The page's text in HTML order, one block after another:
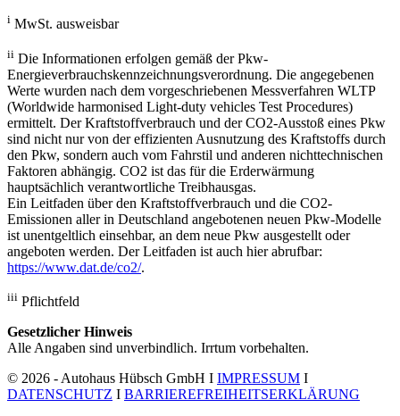
i MwSt. ausweisbar
ii Die Informationen erfolgen gemäß der Pkw-
Energieverbrauchskennzeichnungsverordnung. Die angegebenen
Werte wurden nach dem vorgeschriebenen Messverfahren WLTP
(Worldwide harmonised Light-duty vehicles Test Procedures)
ermittelt. Der Kraftstoffverbrauch und der CO2-Ausstoß eines Pkw
sind nicht nur von der effizienten Ausnutzung des Kraftstoffs durch
den Pkw, sondern auch vom Fahrstil und anderen nichttechnischen
Faktoren abhängig. CO2 ist das für die Erderwärmung
hauptsächlich verantwortliche Treibhausgas.
Ein Leitfaden über den Kraftstoffverbrauch und die CO2-
Emissionen aller in Deutschland angebotenen neuen Pkw-Modelle
ist unentgeltlich einsehbar, an dem neue Pkw ausgestellt oder
angeboten werden. Der Leitfaden ist auch hier abrufbar:
https://www.dat.de/co2/.
iii Pflichtfeld
Gesetzlicher Hinweis
Alle Angaben sind unverbindlich. Irrtum vorbehalten.
© 2026 - Autohaus Hübsch GmbH I IMPRESSUM I
DATENSCHUTZ I BARRIEREFREIHEITSERKLÄRUNG